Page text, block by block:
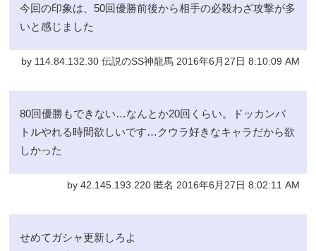
今回の印象は、50回優勝前後から相手の必殺わざ攻撃が多
いと感じました
by 114.84.132.30 伝説のSS神龍馬 2016年6月27日 8:10:09 AM
80回優勝もできない…なんとか20回くらい。ドッカンバ
トルやれる時間欲しいです…クウラ好きなキャラだから欲
しかった
by 42.145.193.220 匿名 2016年6月27日 8:02:11 AM
せめてガシャ更新しろよ